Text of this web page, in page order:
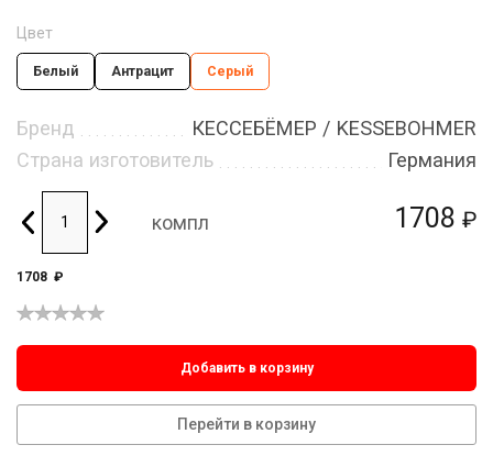
1708 ₽
Цвет
Белый Антрацит Серый
Бренд
КЕССЕБЁМЕР / KESSEBOHMER
Страна изготовитель
Германия
компл
1708 ₽
Добавить в корзину
Перейти в корзину